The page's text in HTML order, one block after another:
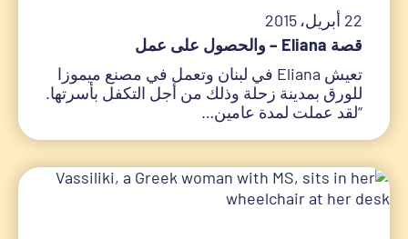
قصة Eliana – والحصول على عمل
22 أبريل، 2015
تعيش Eliana في لبنان وتعمل في مصنع ميموزا
للورق بمدينة زحلة وذلك من أجل التكفل بأسرتها.
“لقد عملت لمدة عامين…